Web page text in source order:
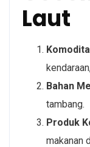
Laut
Bahan
tambang.
Produk
makanan